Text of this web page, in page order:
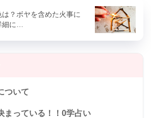
？ボヤを含めた火事に
細に…
ついて
まっている！！0学占い